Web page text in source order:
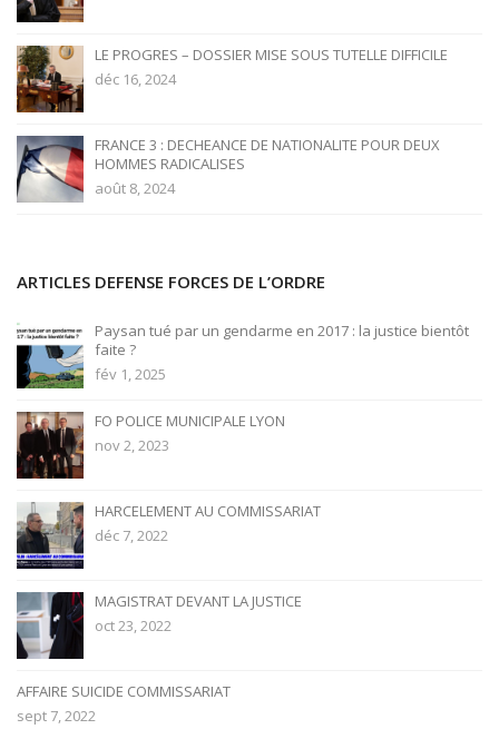
LE PROGRES – DOSSIER MISE SOUS TUTELLE DIFFICILE
déc 16, 2024
FRANCE 3 : DECHEANCE DE NATIONALITE POUR DEUX
HOMMES RADICALISES
août 8, 2024
ARTICLES DEFENSE FORCES DE L’ORDRE
Paysan tué par un gendarme en 2017 : la justice bientôt
faite ?
fév 1, 2025
FO POLICE MUNICIPALE LYON
nov 2, 2023
HARCELEMENT AU COMMISSARIAT
déc 7, 2022
MAGISTRAT DEVANT LA JUSTICE
oct 23, 2022
AFFAIRE SUICIDE COMMISSARIAT
sept 7, 2022